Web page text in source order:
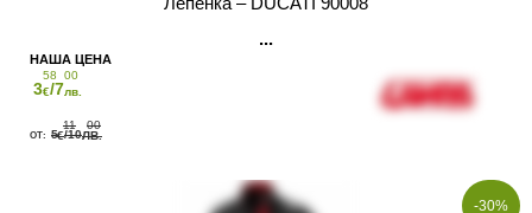
3
58
€/7
00
лв.
5
11
€/10
00
ЛВ.
-30%